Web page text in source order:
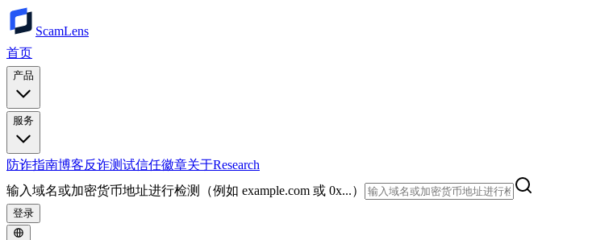
ScamLens
首页
产品
服务
防诈指南博客反诈测试信任徽章关于Research
输入域名或加密货币地址进行检测（例如 example.com 或 0x...）
登录